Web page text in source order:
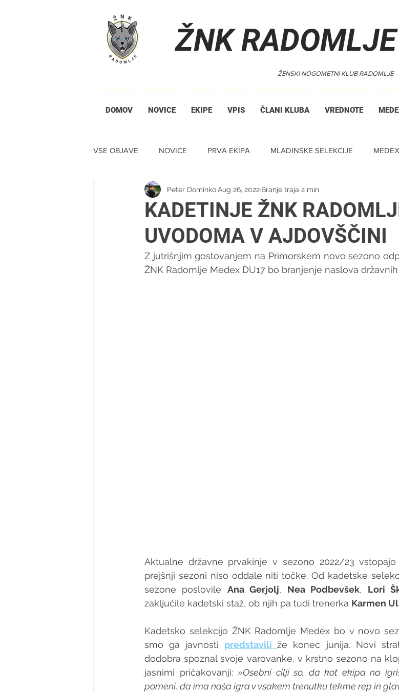
ŽNK RADOMLJE
ŽENSKI NOGOMETNI KLUB RADOMLJE
DOMOV NOVICE EKIPE VPIS ČLANI KLUBA VREDNOTE
VSE OBJAVE NOVICE PRVA EKIPA MLADINSKE SELEKCIJE
TIHA DRAŽBA
KADETINJE ŽNK
UVODOMA V AJDOVŠČINI
Peter DominkoAug 26, 2022 Branje traja 2 min
Z jutrišnjim gostovanjem na Primorskem novo sezono
ŽNK Radomlje Medex DU17 bo branjenje naslova
Aktualne državne prvakinje v sezono 2022/23
prejšnji sezoni niso oddale niti točke. Od kadetske
sezone poslovile Ana Gerjolj, Nea Podbevšek, Lori
zaključile kadetski staž, ob njih pa tudi trenerka Karmen
Kadetsko selekcijo ŽNK Radomlje Medex bo v novo
smo ga javnosti predstavili že konec junija. Novi
dodobra spoznal svoje varovanke, v krstno sezono na
jasnimi pričakovanji: »Osebni cilji so, da kot ekipa na
pomeni, da ima naša igra v vsakem trenutku tekme rep in